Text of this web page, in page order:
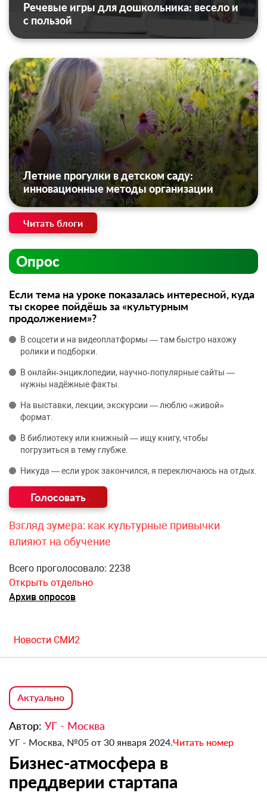
Речевые игры для дошкольника: весело и
с пользой
Летние прогулки в детском саду:
инновационные методы организации
Читать блоги
Опрос
Если тема на уроке показалась интересной, куда
ты скорее пойдёшь за «культурным
продолжением»?
В соцсети и на видеоплатформы — там быстро нахожу
ролики и подборки.
В онлайн‑энциклопедии, научно‑популярные сайты —
нужны надёжные факты.
На выставки, лекции, экскурсии — люблю «живой»
формат.
В библиотеку или книжный — ищу книгу, чтобы
погрузиться в тему глубже.
Никуда — если урок закончился, я переключаюсь на отдых.
Взгляд зумера: как культурные привычки
влияют на обучение
Всего проголосовало: 2238
Открыть отдельно
Архив опросов
Новости СМИ2
Актуально
Автор: УГ - Москва
УГ - Москва, №05 от 30 января 2024.Читать номер
Бизнес-атмосфера в
преддверии стартапа